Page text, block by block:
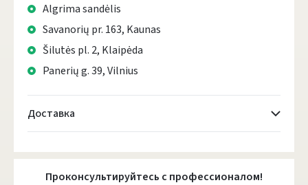
Algrima sandėlis
Savanorių pr. 163, Kaunas
Šilutės pl. 2, Klaipėda
Panerių g. 39, Vilnius
Доставка
Atsiėmimo taškai- 0.00 €
Проконсультируйтесь с профессионалом!